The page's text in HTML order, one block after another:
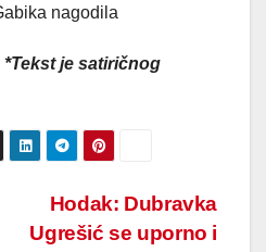
nagodila
*Tekst je satiričnog
Hodak: Dubravka
Ugrešić se uporno i